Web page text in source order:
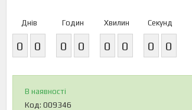
Днів
0 0
Годин
0 0
Хвилин
0 0
Секунд
0 0
В наявності
Код: 009346